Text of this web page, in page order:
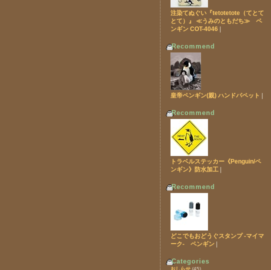
注染てぬぐい『tetotetote（てとて
とて）』 ≪うみのともだち≫ ペ
ンギン COT-4046
Recommend
皇帝ペンギン(親) ハンドパペット
Recommend
トラベルステッカー《Penguin/ペ
ンギン》防水加工
Recommend
どこでもおどうぐスタンプ -マイマ
ーク- ペンギン
Categories
おしらせ (45)